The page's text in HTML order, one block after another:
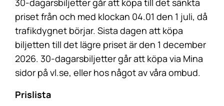
30-dagarsbiljetter går att köpa till det sänkta
priset från och med klockan 04.01 den 1 juli, då
trafikdygnet börjar. Sista dagen att köpa
biljetten till det lägre priset är den 1 december
2026. 30-dagarsbiljetter går att köpa via Mina
sidor på vl.se, eller hos något av våra ombud.
Prislista